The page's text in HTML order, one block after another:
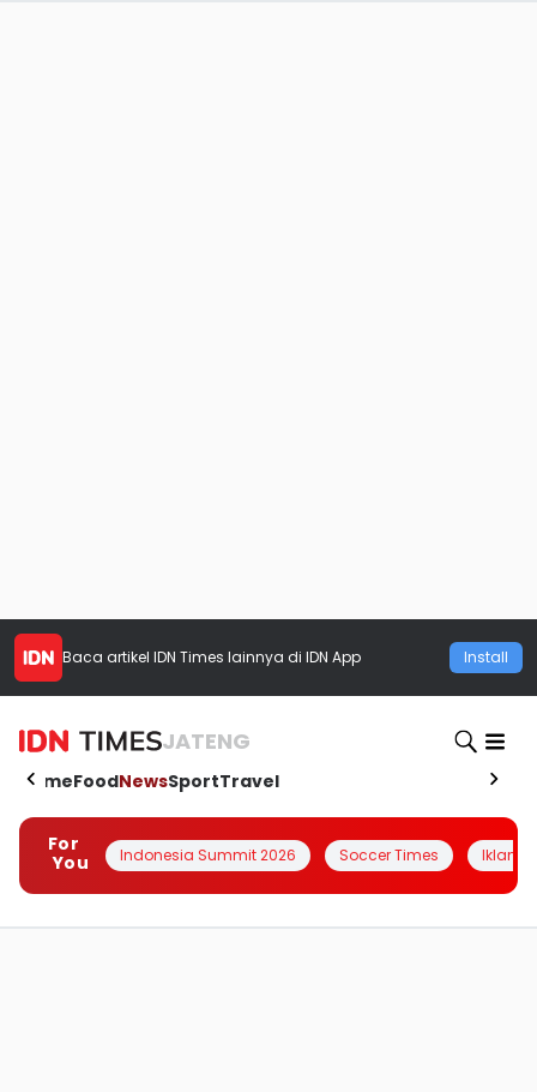
Baca artikel IDN Times lainnya di IDN App Install
JATENG
HomeFoodNewsSportTravel
For
You
Indonesia Summit 2026 Soccer Times Iklanin